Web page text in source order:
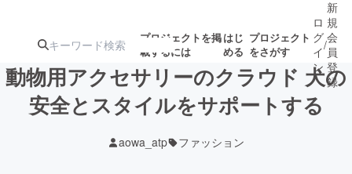
プロジェクトを掲
載するには
はじ
める
プロジェクト
をさがす
ジェクト
ロジェクト
ロ
グ
イ
ン
/
新
規
会
員
登
録
動物用アクセサリーのクラウド 犬の
安全とスタイルをサポートする
aowa_atp ファッション